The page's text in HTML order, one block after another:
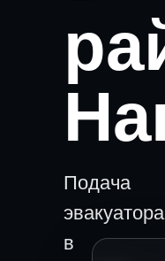
Подача
эвакуатора
в